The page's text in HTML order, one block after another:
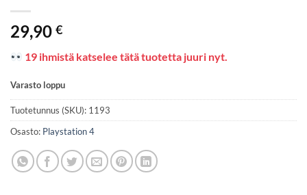
29,90 €
19 ihmistä katselee tätä tuotetta juuri nyt.
Varasto loppu
Tuotetunnus (SKU): 1193
Osasto: Playstation 4